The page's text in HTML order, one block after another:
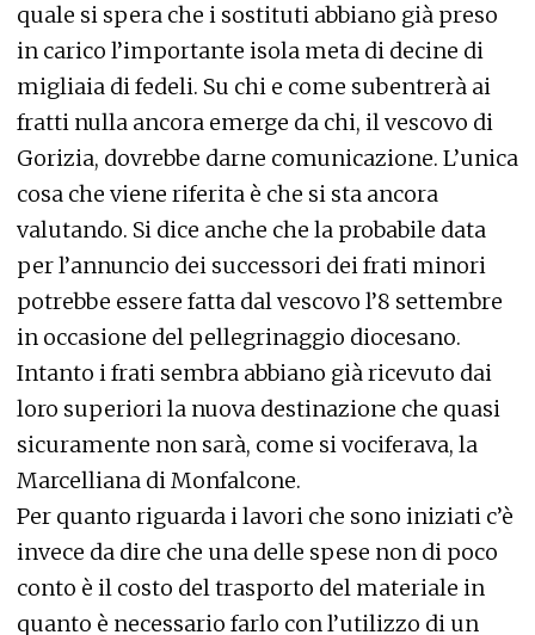
quale si spera che i sostituti abbiano già preso
in carico l’importante isola meta di decine di
migliaia di fedeli. Su chi e come subentrerà ai
fratti nulla ancora emerge da chi, il vescovo di
Gorizia, dovrebbe darne comunicazione. L’unica
cosa che viene riferita è che si sta ancora
valutando. Si dice anche che la probabile data
per l’annuncio dei successori dei frati minori
potrebbe essere fatta dal vescovo l’8 settembre
in occasione del pellegrinaggio diocesano.
Intanto i frati sembra abbiano già ricevuto dai
loro superiori la nuova destinazione che quasi
sicuramente non sarà, come si vociferava, la
Marcelliana di Monfalcone.
Per quanto riguarda i lavori che sono iniziati c’è
invece da dire che una delle spese non di poco
conto è il costo del trasporto del materiale in
quanto è necessario farlo con l’utilizzo di un